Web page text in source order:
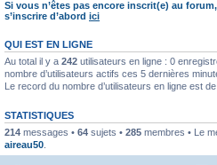
Si vous n’êtes pas encore inscrit(e) au
s’inscrire d’abord ici
QUI EST EN LIGNE
Au total il y a 242 utilisateurs en ligne : 0
nombre d’utilisateurs actifs ces 5 dernières
Le record du nombre d’utilisateurs en ligne est de
STATISTIQUES
214 messages • 64 sujets • 285 membres • Le
aireau50